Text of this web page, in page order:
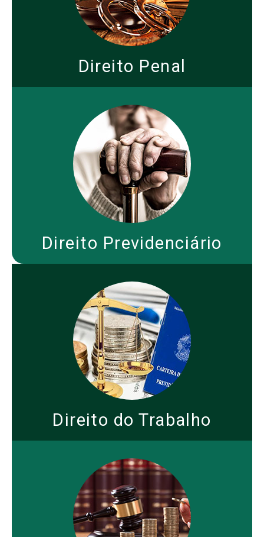
Direito Penal
Direito Previdenciário
Direito do Trabalho